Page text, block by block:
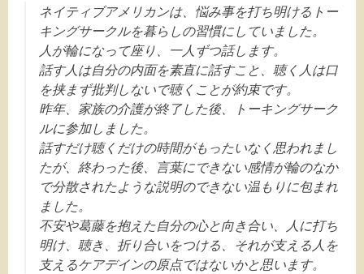
ネイティブアメリカンは、悩み事を打ち明けるトー
キングサークルを暮らしの習慣にしていました。
人が輪になって座り、一人ずつ話します。
話す人は自分の内面を素直に話すこと、聴く人は口
を挟まず批判しないで聴くことが約束です。
昨年、家族の介護が終了した後、トーキングサーク
ルに参加しました。
話すだけ聴くだけの時間がもったいなく思われまし
たが、終わった後、言葉にできない感情が輪のなか
で分散されたような説明のできない温もりに包まれ
ました。
不安や葛藤を抱えた自分の心と向き合い、人に打ち
明け、聴き、折り合いをつける、それが支える人を
支えるケアデインの原点ではないかと思います。